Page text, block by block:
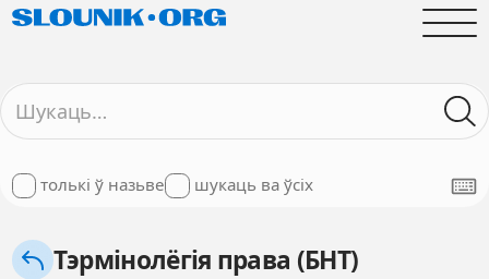
толькі ў назьве шукаць ва ўсіх
Тэрмінолёгія права (БНТ)